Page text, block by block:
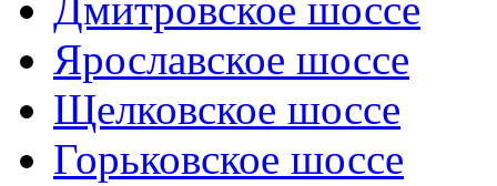
Дмитровское шоссе
Ярославское шоссе
Щелковское шоссе
Горьковское шоссе